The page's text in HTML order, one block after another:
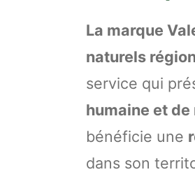
La marque
naturels
service qui
humaine et de
bénéficie une
dans son